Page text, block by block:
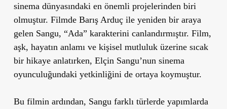
sinema dünyasındaki en önemli projelerinden biri
olmuştur. Filmde Barış Arduç ile yeniden bir araya
gelen Sangu, “Ada” karakterini canlandırmıştır. Film,
aşk, hayatın anlamı ve kişisel mutluluk üzerine sıcak
bir hikaye anlatırken, Elçin Sangu’nun sinema
oyunculuğundaki yetkinliğini de ortaya koymuştur.
Bu filmin ardından, Sangu farklı türlerde yapımlarda